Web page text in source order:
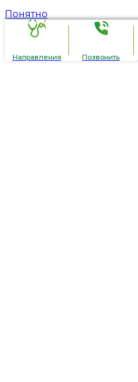
Понятно
Направления Позвонить